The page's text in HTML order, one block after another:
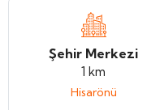
Şehir Merkezi
1 km
Hisarönü